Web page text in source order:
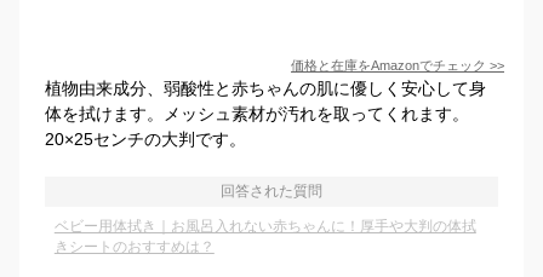
価格と在庫をAmazonでチェック >>
植物由来成分、弱酸性と赤ちゃんの肌に優しく安心して身
体を拭けます。メッシュ素材が汚れを取ってくれます。
20×25センチの大判です。
回答された質問
ベビー用体拭き｜お風呂入れない赤ちゃんに！厚手や大判の体拭
きシートのおすすめは？